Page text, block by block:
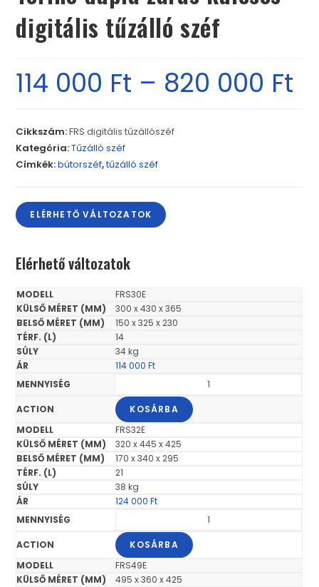
digitális tűzálló széf
114 000 Ft – 820 000 Ft
Cikkszám:FRS digitális tűzállószéf
Kategória:Tűzálló széf
Címkék:bútorszéf,tűzálló széf
ELÉRHETŐ VÁLTOZATOK
Elérhető változatok
FRS30E
300 x 430 x 365
150 x 325 x 230
14
34 kg
114 000Ft
KOSÁRBA
FRS32E
320 x 445 x 425
170 x 340 x 295
21
38 kg
124 000Ft
KOSÁRBA
FRS49E
495 x 360 x 425